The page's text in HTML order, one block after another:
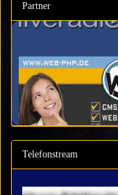
Partner
Telefonstream